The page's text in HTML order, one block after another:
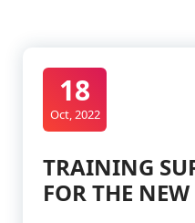
18
Oct, 2022
TRAINING
FOR THE